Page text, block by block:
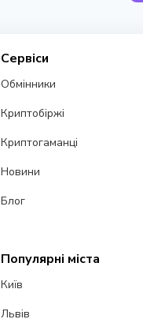
Сервіси
Обмінники
Криптобіржі
Криптогаманці
Новини
Блог
Популярні міста
Київ
Львів